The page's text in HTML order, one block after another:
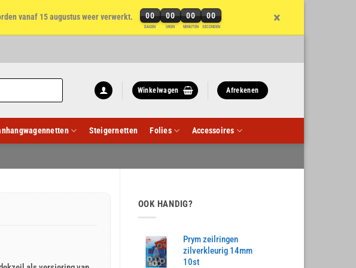
vanaf 15 augustus weer verwerkt. 00
DAGEN
00
UREN
00
MINUTEN
00
SECONDEN
×
Winkelwagen Afrekenen
Steigernetten Folies Accessoires
OOK HANDIG?
Prym zeilringen
zilverkleurig 14mm
10st